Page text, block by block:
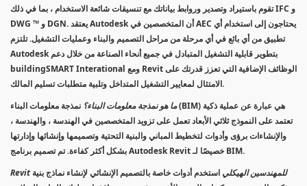
تقوم باستيراد وتصدير وروابط بياناتك مع تنسيقات شائعة الاستخدام ، بما في ذلك IFC و
DWG ™ و DGN. يعتقد Autodesk أن المتخصصين في AEC يحتاجون إلى استخدام أي
تطبيق من أي بائع في أي مرحلة من مراحل التصميم والبناء وعمليات التشغيل. تلتزم
Autodesk بتطوير قابلية التشغيل المتبادل في جميع أنحاء الصناعة من خلال دعم
buildingSMART Interational ومع Revit الوظائف الإضافية التي تعزز قدرتك على
الامتثال لمعايير التشغيل المتداخل وتلبية متطلبات تسليم المالك.
ما هو نمذجة معلومات البناء؟ نمذجة معلومات البناء (BIM) هي عبارة عن عملية ذكية
تعتمد على النموذج ثلاثي الأبعاد تعمل على تزويد المتخصصين في الهندسة ، والهندسة ،
والإنشاءات برؤى وأدوات لتخطيط المباني والبنية التحتية وتصميمها وإنشائها وإدارتها
بشكل أكثر كفاءة. تم تصميم برنامج Autodesk Revit خصيصًا لـ BIM.
Revit للمهندسين الهيكلي استخدم أدوات خاصة بالتصميم الإنشائي لإنشاء نماذج بنية